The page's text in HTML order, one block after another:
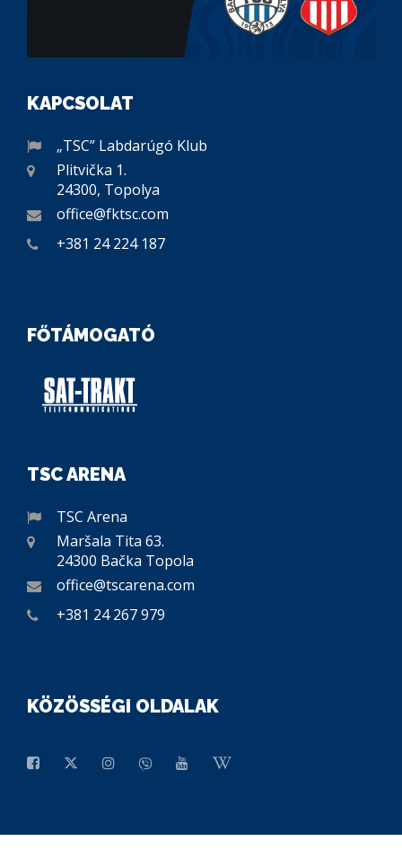
KAPCSOLAT
„TSC” Labdarúgó Klub
Plitvička 1.
24300, Topolya
office@fktsc.com
+381 24 224 187
FŐTÁMOGATÓ
TSC ARENA
TSC Arena
Maršala Tita 63.
24300 Bačka Topola
office@tscarena.com
+381 24 267 979
KÖZÖSSÉGI OLDALAK